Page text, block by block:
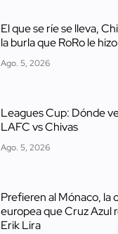
El que se ríe se lleva,
la burla que RoRo le
Ago. 5, 2026
Leagues Cup: Dónde
LAFC vs Chivas
Ago. 5, 2026
Prefieren al Mónaco, la
europea que Cruz Azul
Erik Lira